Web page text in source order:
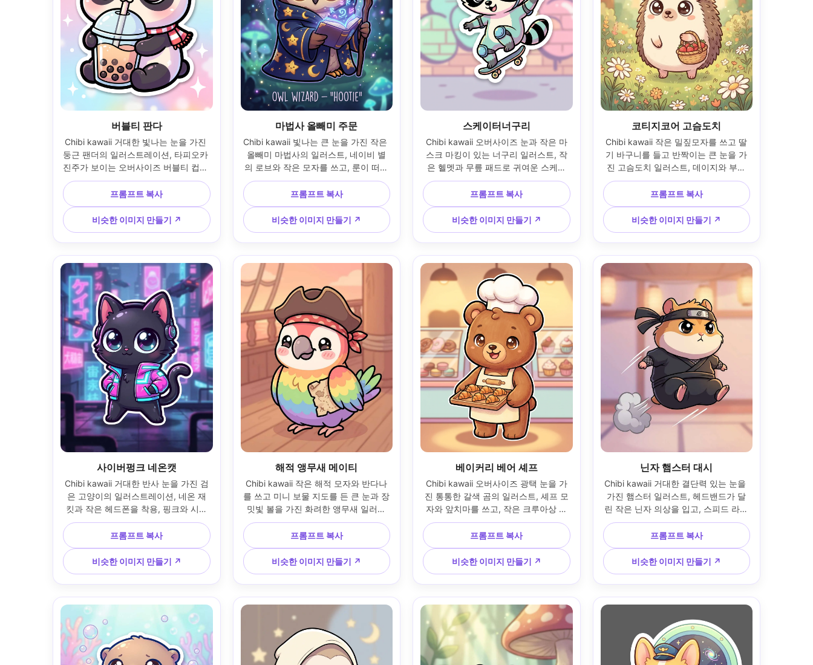
버블티 판다
Chibi kawaii 거대한 빛나는 눈을 가진
둥근 팬더의 일러스트레이션, 타피오카
진주가 보이는 오버사이즈 버블티 컵을
들고, 작은 줄무늬 스카프를 착용하고,
밝은 파스텔 그라데이션 배경에 심플한
반짝임 아이콘, 대담한 두꺼운 윤곽선,
부드러운 셀 셰이딩, 광택 있는 하이라
이트, 명랑한 표정, 스티커 팩과 브랜딩
에 적합, 85mm 렌즈, 얕은 피사계 심도
--ar 4:5
프롬프트 복사
비슷한 이미지 만들기 ↗
마법사 올빼미 주문
Chibi kawaii 빛나는 큰 눈을 가진 작은
올빼미 마법사의 일러스트, 네이비 별
의 로브와 작은 모자를 쓰고, 룬이 떠다
니는 빛나는 주문책을 들고, 부드러운
달빛이 들어오는 기발한 밤 배경, 두껍
고 깨끗한 윤곽선, 부드러운 음영, 마법
의 입자, 귀여운 판타지 마스코트 스타
일, 프로 캐릭터 시트 품질, 85mm 렌
즈, 얕은 피사계 깊이 --ar 4:5
프롬프트 복사
비슷한 이미지 만들기 ↗
스케이터너구리
Chibi kawaii 오버사이즈 눈과 작은 마
스크 마킹이 있는 너구리 일러스트, 작
은 헬멧과 무릎 패드로 귀여운 스케이
트보드 포즈를 취하고 있음, 심플한 그
래피티 모양의 밝은 도시 파스텔 배경,
대담한 윤곽선, 부드러운 셀 음영, 에너
지 넘치는 재미있는 무드, 스티커를 위
한 깔끔한 실루엣, 고품질 캐릭터 아트,
85mm 렌즈, 얕은 피사계, 부드러운 시
네마틱 조명 --ar 4:5
프롬프트 복사
비슷한 이미지 만들기 ↗
코티지코어 고슴도치
Chibi kawaii 작은 밀짚모자를 쓰고 딸
기 바구니를 들고 반짝이는 큰 눈을 가
진 고슴도치 일러스트, 데이지와 부드
러운 햇빛이 비치는 코티지코어 초원
배경, 두꺼운 라인 아트, 따뜻한 파스텔
컬러, 부드러운 음영, 건강한 아늑한 분
위기, 깔끔한 중심 구도, 사랑스러운 마
스코트 일러스트, 85mm 렌즈, 얕은 피
사계 깊이 --ar 4:5
프롬프트 복사
비슷한 이미지 만들기 ↗
사이버펑크 네온캣
Chibi kawaii 거대한 반사 눈을 가진 검
은 고양이의 일러스트레이션, 네온 재
킷과 작은 헤드폰을 착용, 핑크와 시안
으로 빛나는 간판과 홀로그램 악센트가
있는 사이버펑크 도시 배경, 두꺼운 윤
곽선, 부드러운 셀 음영, 광택 있는 하이
라이트, 자신감 있는 포즈, 고대비 귀여
운 테크 분위기, 스티커 준비 캐릭터,
85mm 렌즈, 얕은 피사계 심도 --ar 4:5
프롬프트 복사
비슷한 이미지 만들기 ↗
해적 앵무새 메이티
Chibi kawaii 작은 해적 모자와 반다나
를 쓰고 미니 보물 지도를 든 큰 눈과 장
밋빛 볼을 가진 화려한 앵무새 일러스
트, 따뜻한 일몰 톤의 심플한 선박 갑판
배경, 두꺼운 깔끔한 라인 아트, 부드러
운 음영, 장난스러운 미소, 쉽게 인쇄할
수 있는 깔끔한 모양, 귀여운 마스코트
퀄리티, 85mm 렌즈, 얕은 피사계 심도
--ar 4:5
프롬프트 복사
비슷한 이미지 만들기 ↗
베이커리 베어 셰프
Chibi kawaii 오버사이즈 광택 눈을 가
진 통통한 갈색 곰의 일러스트, 셰프 모
자와 앞치마를 쓰고, 작은 크루아상 트
레이를 들고, 파스텔 페이스트리가 있
는 베이커리 카운터 배경, 두꺼운 윤곽
선, 부드러운 셀 음영, 따뜻하고 아늑한
조명 룩, 친근한 브랜드 마스코트 분위
기, 높은 디테일, 스티커 팩 준비,
85mm 렌즈, 얕은 피사계 깊이 --ar 4:5
프롬프트 복사
비슷한 이미지 만들기 ↗
닌자 햄스터 대시
Chibi kawaii 거대한 결단력 있는 눈을
가진 햄스터 일러스트, 헤드밴드가 달
린 작은 닌자 의상을 입고, 스피드 라인
과 작은 스모크 퍼프가 있는 중간 도약
액션 포즈, 선명함을 위한 심플한 배경,
굵은 라인 아트, 깔끔한 셀 셰이딩, 역동
적인 구성, 귀엽지만 격렬한 분위기, 고
품질 캐릭터 디자인, 85mm 렌즈, 얕은
피사계, 부드러운 시네마틱 조명 --ar
4:5
프롬프트 복사
비슷한 이미지 만들기 ↗